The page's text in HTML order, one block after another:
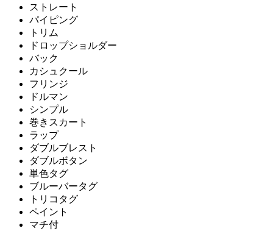
ストレート
パイピング
トリム
ドロップショルダー
バック
カシュクール
フリンジ
ドルマン
シンプル
巻きスカート
ラップ
ダブルブレスト
ダブルボタン
単色タグ
ブルーバータグ
トリコタグ
ペイント
マチ付